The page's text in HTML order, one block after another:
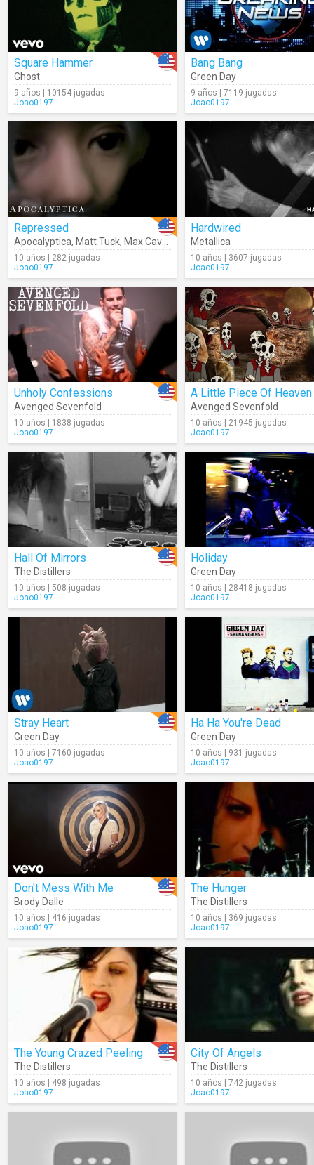
Square Hammer
Ghost
9 años | 10154 jugadas
Joao0197
Bang Bang
Green Day
9 años | 7119 jugadas
Joao0197
Repressed
Apocalyptica, Matt Tuck, Max Cavalera
10 años | 282 jugadas
Joao0197
Hardwired
Metallica
10 años | 3607 jugadas
Joao0197
Unholy Confessions
Avenged Sevenfold
10 años | 1838 jugadas
Joao0197
A Little Piece Of Heaven
Avenged Sevenfold
10 años | 21945 jugadas
Joao0197
Hall Of Mirrors
The Distillers
10 años | 508 jugadas
Joao0197
Holiday
Green Day
10 años | 28418 jugadas
Joao0197
Stray Heart
Green Day
10 años | 7160 jugadas
Joao0197
Ha Ha You're Dead
Green Day
10 años | 931 jugadas
Joao0197
Don't Mess With Me
Brody Dalle
10 años | 416 jugadas
Joao0197
The Hunger
The Distillers
10 años | 369 jugadas
Joao0197
The Young Crazed Peeling
The Distillers
10 años | 498 jugadas
Joao0197
City Of Angels
The Distillers
10 años | 742 jugadas
Joao0197